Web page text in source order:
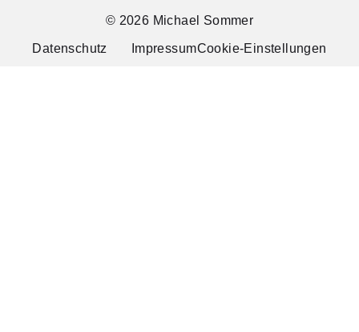
© 2026 Michael Sommer
Datenschutz ImpressumCookie-Einstellungen